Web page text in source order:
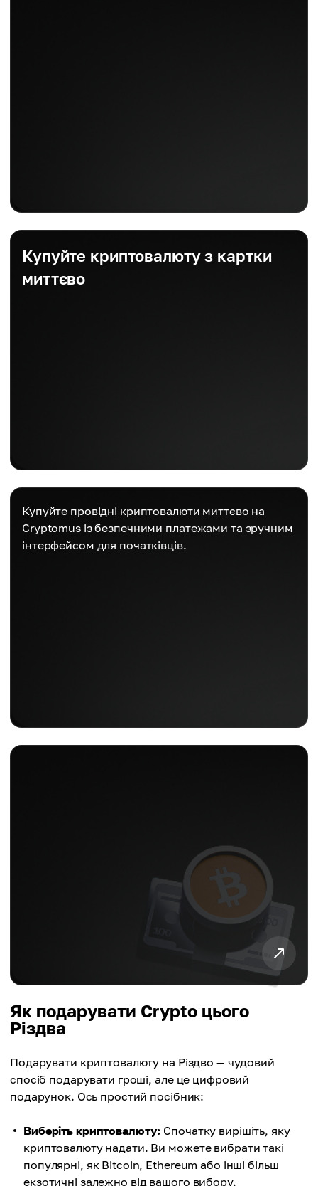
Купуйте криптовалюту з картки
миттєво
Купуйте провідні криптовалюти миттєво на
Cryptomus із безпечними платежами та зручним
інтерфейсом для початківців.
Як подарувати Crypto цього
Різдва
Подарувати криптовалюту на Різдво — чудовий
спосіб подарувати гроші, але це цифровий
подарунок. Ось простий посібник:
Виберіть криптовалюту: Спочатку вирішіть, яку
криптовалюту надати. Ви можете вибрати такі
популярні, як Bitcoin, Ethereum або інші більш
екзотичні залежно від вашого вибору.